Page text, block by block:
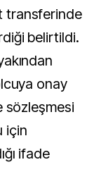
transferinde
belirtildi.
onay
sözleşmesi
için
ifade